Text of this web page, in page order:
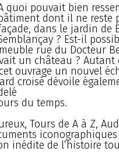
quoi pouvait bien
dont il ne reste
dans le jardin de
? Est-il
rue du Docteur
un château ? Autant
ouvrage un nouvel
croisé dévoile
du temps.
Tours de A à Z,
inédite de l’histoire